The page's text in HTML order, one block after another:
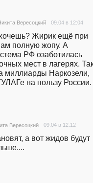
Вересоцкий 09.04 в 12:04
Жирик ещё при
полную жопу. А
РФ озаботилась
мест в лагерях.
миллиарды Наркозели,
на пользу России.
Вересоцкий 09.04 в 12:12
а вот жидов будут